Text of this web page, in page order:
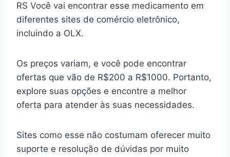
RS Você vai encontrar esse medicamento em
diferentes sites de comércio eletrônico,
incluindo a OLX.
Os preços variam, e você pode encontrar
ofertas que vão de R$200 a R$1000. Portanto,
explore suas opções e encontre a melhor
oferta para atender às suas necessidades.
Sites como esse não costumam oferecer muito
suporte e resolução de dúvidas por muito